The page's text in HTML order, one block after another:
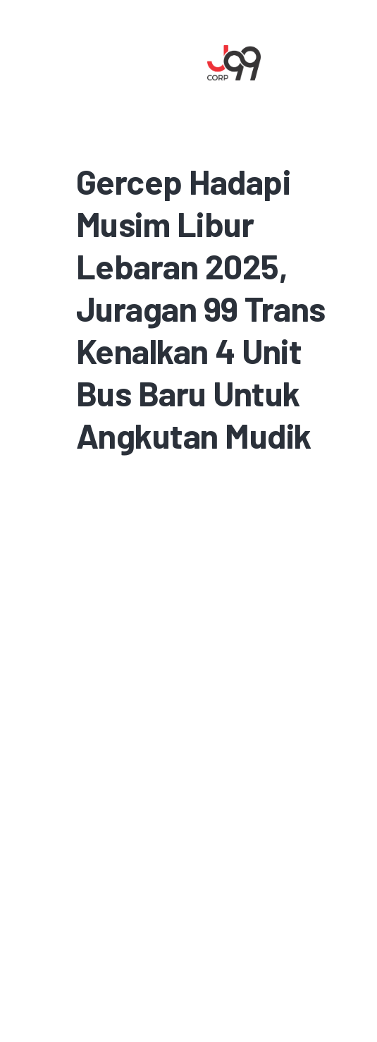
Gercep Hadapi
Musim Libur
Lebaran 2025,
Juragan 99 Trans
Kenalkan 4 Unit
Bus Baru Untuk
Angkutan Mudik